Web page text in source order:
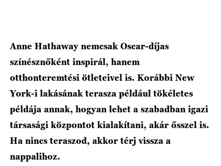
Anne Hathaway nemcsak Oscar-díjas
színésznőként inspirál, hanem
otthonteremtési ötleteivel is. Korábbi New
York-i lakásának terasza például tökéletes
példája annak, hogyan lehet a szabadban igazi
társasági központot kialakítani, akár ősszel is.
Ha nincs teraszod, akkor térj vissza a
nappalihoz.